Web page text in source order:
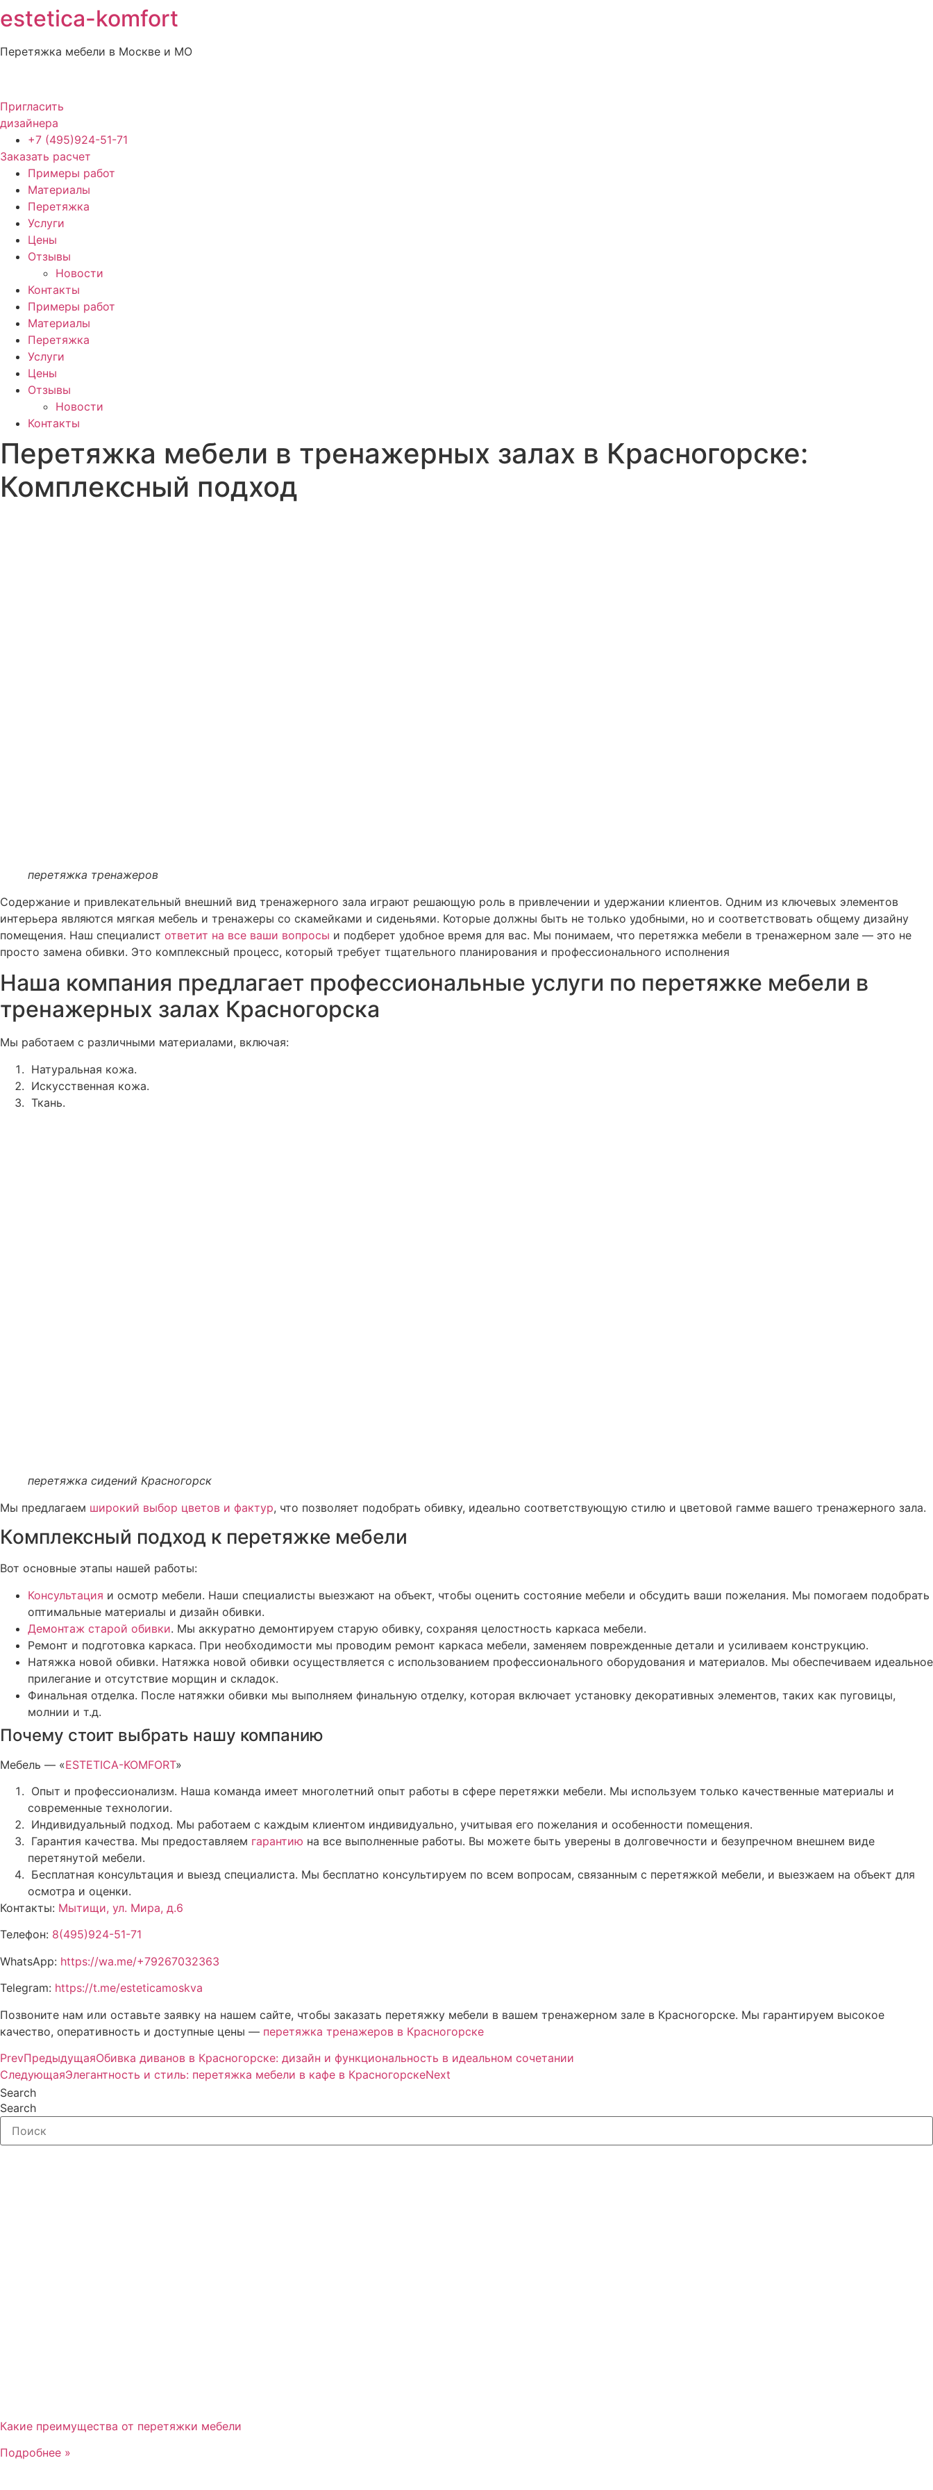
Перейти
к
содержимому
estetica-komfort
Перетяжка мебели в Москве и МО
Пригласить
дизайнера
+7 (495)924-51-71
Заказать расчет
Примеры работ
Материалы
Перетяжка
Услуги
Цены
Отзывы
Новости
Контакты
Примеры работ
Материалы
Перетяжка
Услуги
Цены
Отзывы
Новости
Контакты
Перетяжка мебели в тренажерных залах в Красногорске:
Комплексный подход
перетяжка тренажеров
Содержание и привлекательный внешний вид тренажерного зала играют решающую роль в привлечении и удержании клиентов. Одним из ключевых элементов
интерьера являются мягкая мебель и тренажеры со скамейками и сиденьями. Которые должны быть не только удобными, но и соответствовать общему дизайну
помещения. Наш специалист ответит на все ваши вопросы и подберет удобное время для вас. Мы понимаем, что перетяжка мебели в тренажерном зале — это не
просто замена обивки. Это комплексный процесс, который требует тщательного планирования и профессионального исполнения
Наша компания предлагает профессиональные услуги по перетяжке мебели в
тренажерных залах Красногорска
Мы работаем с различными материалами, включая:
Натуральная кожа.
Искусственная кожа.
Ткань.
перетяжка сидений Красногорск
Мы предлагаем широкий выбор цветов и фактур, что позволяет подобрать обивку, идеально соответствующую стилю и цветовой гамме вашего тренажерного зала.
Комплексный подход к перетяжке мебели
Вот основные этапы нашей работы:
Консультация и осмотр мебели. Наши специалисты выезжают на объект, чтобы оценить состояние мебели и обсудить ваши пожелания. Мы помогаем подобрать
оптимальные материалы и дизайн обивки.
Демонтаж старой обивки. Мы аккуратно демонтируем старую обивку, сохраняя целостность каркаса мебели.
Ремонт и подготовка каркаса. При необходимости мы проводим ремонт каркаса мебели, заменяем поврежденные детали и усиливаем конструкцию.
Натяжка новой обивки. Натяжка новой обивки осуществляется с использованием профессионального оборудования и материалов. Мы обеспечиваем идеальное
прилегание и отсутствие морщин и складок.
Финальная отделка. После натяжки обивки мы выполняем финальную отделку, которая включает установку декоративных элементов, таких как пуговицы,
молнии и т.д.
Почему стоит выбрать нашу компанию
Мебель — «ESTETICA-KOMFORT»
Опыт и профессионализм. Наша команда имеет многолетний опыт работы в сфере перетяжки мебели. Мы используем только качественные материалы и
современные технологии.
Индивидуальный подход. Мы работаем с каждым клиентом индивидуально, учитывая его пожелания и особенности помещения.
Гарантия качества. Мы предоставляем гарантию на все выполненные работы. Вы можете быть уверены в долговечности и безупречном внешнем виде
перетянутой мебели.
Бесплатная консультация и выезд специалиста. Мы бесплатно консультируем по всем вопросам, связанным с перетяжкой мебели, и выезжаем на объект для
осмотра и оценки.
Контакты: Мытищи, ул. Мира, д.6
Телефон: 8(495)924-51-71
WhatsApp: https://wa.me/+79267032363
Telegram: https://t.me/esteticamoskva
Позвоните нам или оставьте заявку на нашем сайте, чтобы заказать перетяжку мебели в вашем тренажерном зале в Красногорске. Мы гарантируем высокое
качество, оперативность и доступные цены — перетяжка тренажеров в Красногорске
PrevПредыдущаяОбивка диванов в Красногорске: дизайн и функциональность в идеальном сочетании
СледующаяЭлегантность и стиль: перетяжка мебели в кафе в КрасногорскеNext
Search
Search
Какие преимущества от перетяжки мебели
Подробнее »